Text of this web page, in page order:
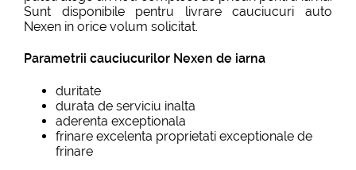
Sunt disponibile pentru livrare cauciucuri auto
Nexen in orice volum solicitat.
Parametrii cauciucurilor Nexen de iarna
duritate
durata de serviciu inalta
aderenta exceptionala
frinare excelenta proprietati exceptionale de
frinare